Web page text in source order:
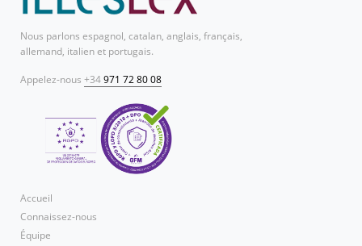
Nous parlons espagnol, catalan, anglais, français,
allemand, italien et portugais.
Appelez-nous +34971 72 80 08
Accueil
Connaissez-nous
Équipe